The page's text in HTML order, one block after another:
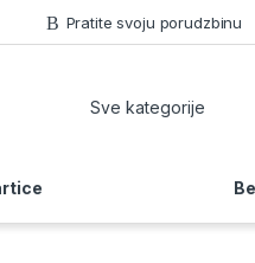
Pratite svoju porudzbinu